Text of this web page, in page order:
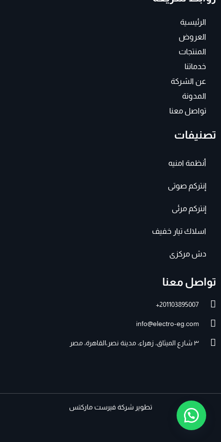
الرئيسية
العروض
المنتجات
خدماتنا
عن الشركة
المدونة
تواصل معنا
تصنيفات
أنظمة امنيه
إنتركم صوتى
إنتركم مرئى
اسلاك تيار خفيف
دش مركزى
تواصل معنا
201103895007+
info@electro-eg.com
٣ شارع الميثاق، زهراء، مدينة نصر،القاهرة، مصر
تطويرشركة فيرست ماركتس